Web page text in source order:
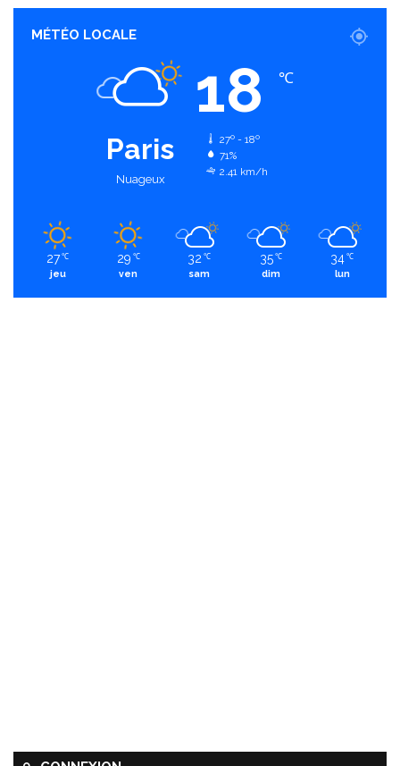
MÉTÉO LOCALE
Paris
Nuageux
18 ℃
27º - 18º
71%
2.41 km/h
27 ℃
jeu
29 ℃
ven
32 ℃
sam
35 ℃
dim
34 ℃
lun